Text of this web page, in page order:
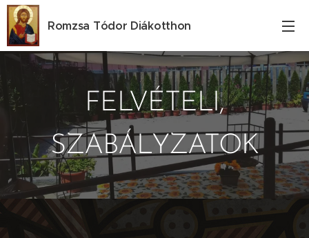
Romzsa Tódor Diákotthon
FELVÉTELI,
SZABÁLYZATOK